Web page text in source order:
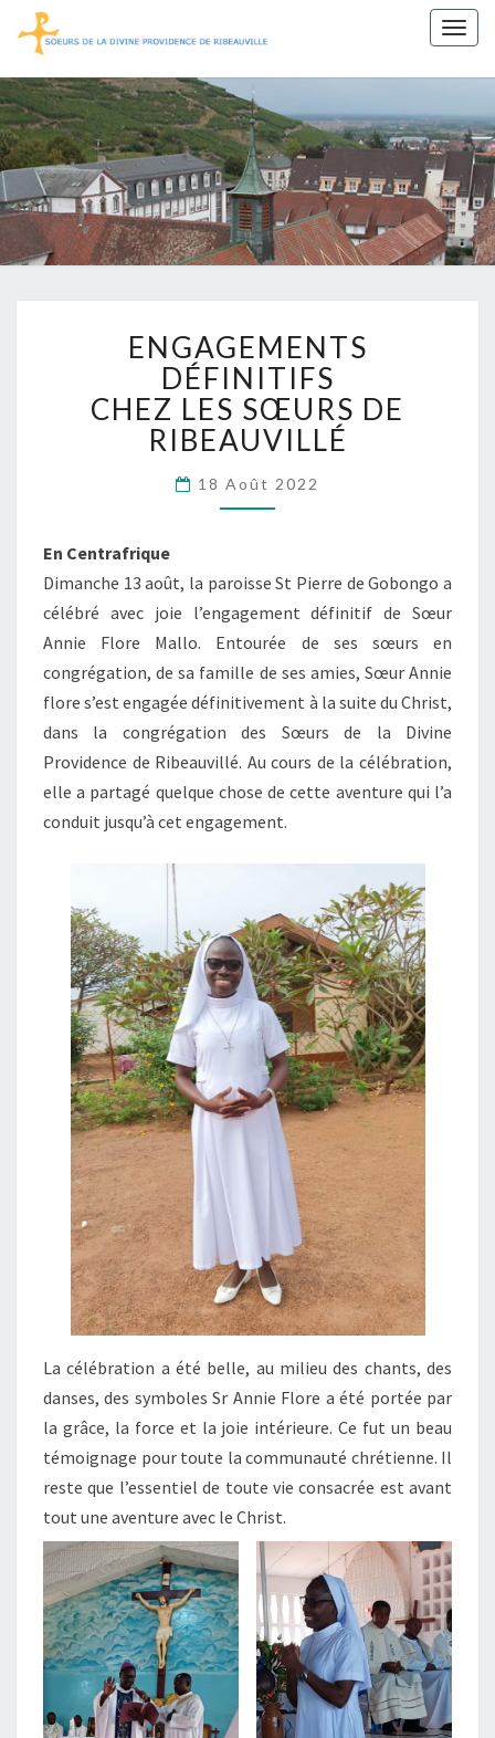
Sœurs De
La Divine
Providence
De
Ribeauvillé
DÉFINITIFS
CHEZ
LES
SŒURS
DE
ENGAGEMENTS
DÉFINITIFS
CHEZ LES SŒURS DE
RIBEAUVILLÉ
18 Août 2022
En Centrafrique
Dimanche 13 août, la paroisse St Pierre de Gobongo a
célébré avec joie l’engagement définitif de Sœur
Annie Flore Mallo. Entourée de ses sœurs en
congrégation, de sa famille de ses amies, Sœur Annie
flore s’est engagée définitivement à la suite du Christ,
dans la congrégation des Sœurs de la Divine
Providence de Ribeauvillé. Au cours de la célébration,
elle a partagé quelque chose de cette aventure qui l’a
conduit jusqu’à cet engagement.
La célébration a été belle, au milieu des chants, des
danses, des symboles Sr Annie Flore a été portée par
la grâce, la force et la joie intérieure. Ce fut un beau
témoignage pour toute la communauté chrétienne. Il
reste que l’essentiel de toute vie consacrée est avant
tout une aventure avec le Christ.